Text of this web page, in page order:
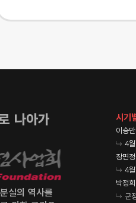
나아가
실의 역사를
시기
이승
4
장면정
4
박정
군